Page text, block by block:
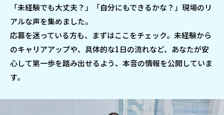
「未経験でも大丈夫？」「自分にもできるかな？」現場のリ
アルな声を集めました。
応募を迷っている方も、まずはここをチェック。未経験から
のキャリアアップや、具体的な1日の流れなど、あなたが安
心して第一歩を踏み出せるよう、本音の情報を公開していま
す。